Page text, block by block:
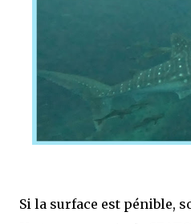
Si la surface est pénible,